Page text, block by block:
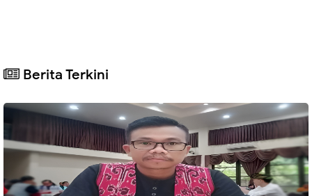
Berita Terkini